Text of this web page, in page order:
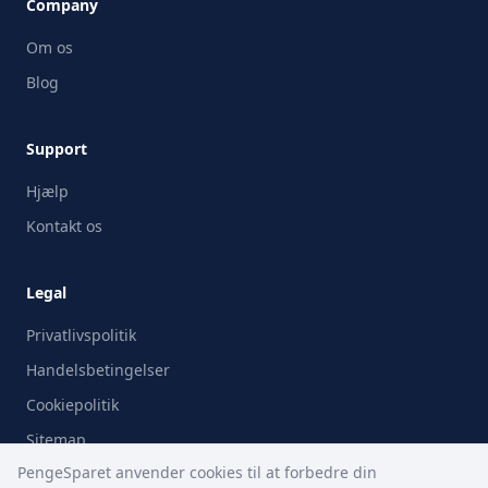
Company
Om os
Blog
Support
Hjælp
Kontakt os
Legal
Privatlivspolitik
Handelsbetingelser
Cookiepolitik
Sitemap
PengeSparet anvender cookies til at forbedre din